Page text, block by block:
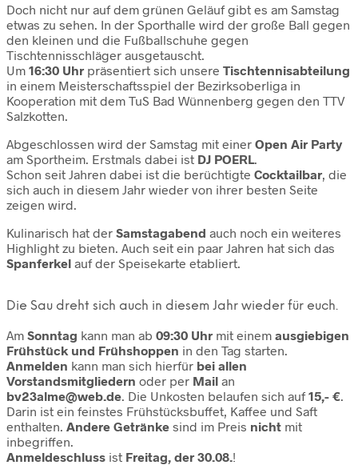
Doch nicht nur auf dem grünen Geläuf gibt es am Samstag
etwas zu sehen. In der Sporthalle wird der große Ball gegen
den kleinen und die Fußballschuhe gegen
Tischtennisschläger ausgetauscht.
Um 16:30 Uhr präsentiert sich unsere Tischtennisabteilung
in einem Meisterschaftsspiel der Bezirksoberliga in
Kooperation mit dem TuS Bad Wünnenberg gegen den TTV
Salzkotten.
Abgeschlossen wird der Samstag mit einer Open Air Party
am Sportheim. Erstmals dabei ist DJ POERL.
Schon seit Jahren dabei ist die berüchtigte Cocktailbar, die
sich auch in diesem Jahr wieder von ihrer besten Seite
zeigen wird.
Kulinarisch hat der Samstagabend auch noch ein weiteres
Highlight zu bieten. Auch seit ein paar Jahren hat sich das
Spanferkel auf der Speisekarte etabliert.
Die Sau dreht sich auch in diesem Jahr wieder für euch.
Am Sonntag kann man ab 09:30 Uhr mit einem ausgiebigen
Frühstück und Frühshoppen in den Tag starten.
Anmelden kann man sich hierfür bei allen
Vorstandsmitgliedern oder per Mail an
bv23alme@web.de. Die Unkosten belaufen sich auf15,- €.
Darin ist ein feinstes Frühstücksbuffet, Kaffee und Saft
enthalten. Andere Getränke sind im Preis nicht mit
inbegriffen.
Anmeldeschluss ist Freitag, der 30.08.!